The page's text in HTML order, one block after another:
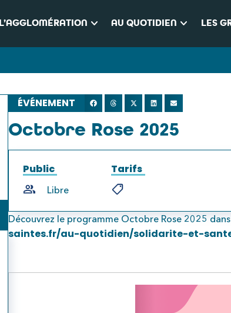
L’AGGLOMÉRATION keyboard_arrow_down AU QUOTIDIEN keyboard_arrow_down LES
ÉVÉNEMENT
Octobre Rose 2025
Public
Libre
Tarifs
Découvrez le programme Octobre Rose 2025
saintes.fr/au-quotidien/solidarite-et-